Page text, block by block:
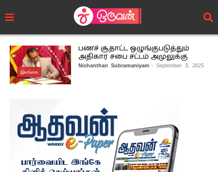
இலங்கை
பணச் சூதாட்ட ஒழுங்குபடுத்தும்
அதிகார சபை சட்டம் அமுலுக்கு
Nishanthan Subramaniyam - September 3, 2025